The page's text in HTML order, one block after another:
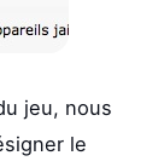
jeu, nous
le